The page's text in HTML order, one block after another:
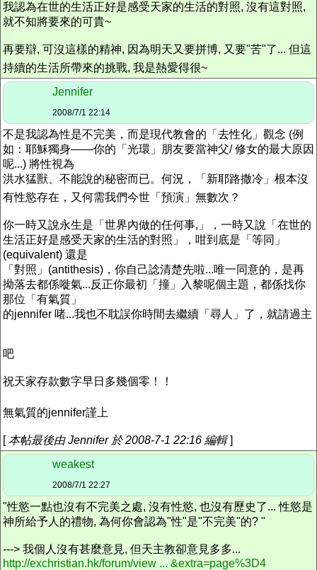
我認為在世的生活正好是感受天家的生活的對照, 沒有這對照,
就不知將要來的可貴~
再要辯, 可沒這樣的精神, 因為明天又要拼博, 又要"苦"了... 但這
持續的生活所帶來的挑戰, 我是熱愛得很~
Jennifer
2008/7/1 22:14
不是我認為性是不完美，而是現代教會的「去性化」觀念 (例
如：耶穌獨身——你的「光環」朋友要當神父/ 修女的最大原因
呢...) 將性視為
洪水猛獸、不能說的秘密而已。何況，「新耶路撒冷」根本沒
有性慾存在，又何需我們今世「預演」無數次？
你一時又說永生是「世界內做的任何事,」，一時又說「在世的
生活正好是感受天家的生活的對照」，咁到底是「等同」
(equivalent) 還是
「對照」(antithesis)，你自己諗清楚先啦...唯一同意的，是再
拗落去都係嘥氣...反正你最初「撞」入黎呢個主題，都係找你
那位「有氣質」
的jennifer 啫...我也不耽誤你時間去繼續「尋人」了，就請過主
吧
祝天家存款數字早日多幾個零！！
無氣質的jennifer謹上
[本帖最後由 Jennifer 於 2008-7-1 22:16 編輯]
weakest
2008/7/1 22:27
"性慾一點也沒有不完美之處, 沒有性慾, 也沒有歷史了... 性慾是
神所給予人的禮物, 為何你會認為"性"是"不完美"的? "
---> 我個人沒有甚麼意見, 但天主教卻意見多多...
http://exchristian.hk/forum/view ... &extra=page%3D4